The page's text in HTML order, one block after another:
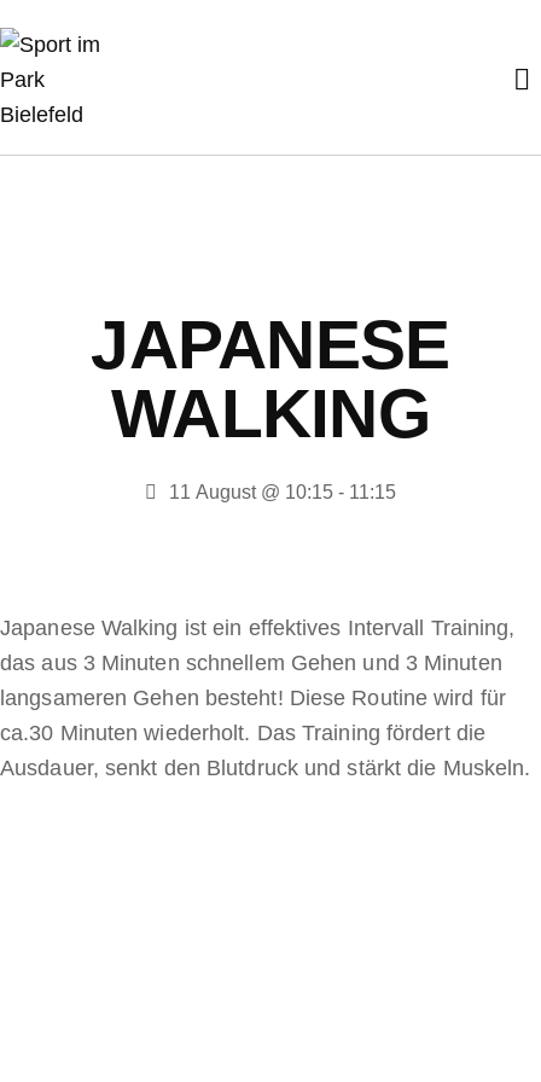
JAPANESE
WALKING
11 August @ 10:15 - 11:15
Japanese Walking ist ein effektives Intervall Training,
das aus 3 Minuten schnellem Gehen und 3 Minuten
langsameren Gehen besteht! Diese Routine wird für
ca.30 Minuten wiederholt. Das Training fördert die
Ausdauer, senkt den Blutdruck und stärkt die Muskeln.